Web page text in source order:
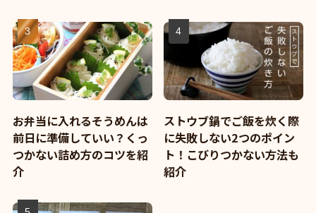
お弁当に入れるそうめんは
前日に準備していい？くっ
つかない詰め方のコツを紹
介
ストウブ鍋でご飯を炊く際
に失敗しない2つのポイン
ト！こびりつかない方法も
紹介